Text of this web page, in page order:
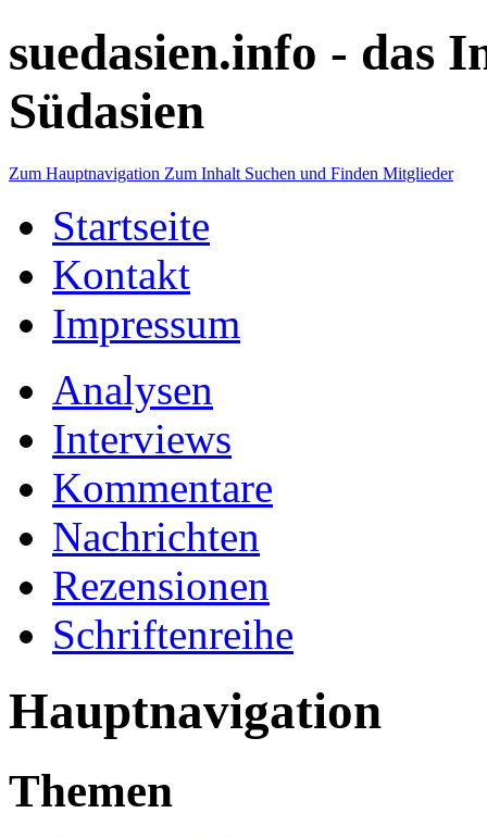
suedasien.info - das
Südasien
Zum Hauptnavigation Zum Inhalt Suchen und Finden Mitglieder
Startseite
Kontakt
Impressum
Analysen
Interviews
Kommentare
Nachrichten
Rezensionen
Schriftenreihe
Hauptnavigation
Themen